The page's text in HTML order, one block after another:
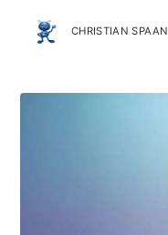
CHRISTIAN SPAAN